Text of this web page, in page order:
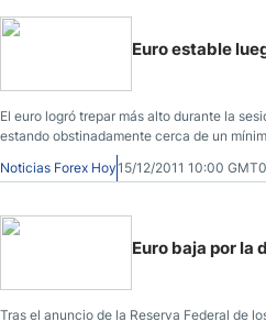
Euro estable
El euro logró trepar más alto durante la
estando obstinadamente cerca de un
Noticias Forex Hoy15/12/2011 10:00 GMT0
Euro baja por la
Tras el anuncio de la Reserva Federal de